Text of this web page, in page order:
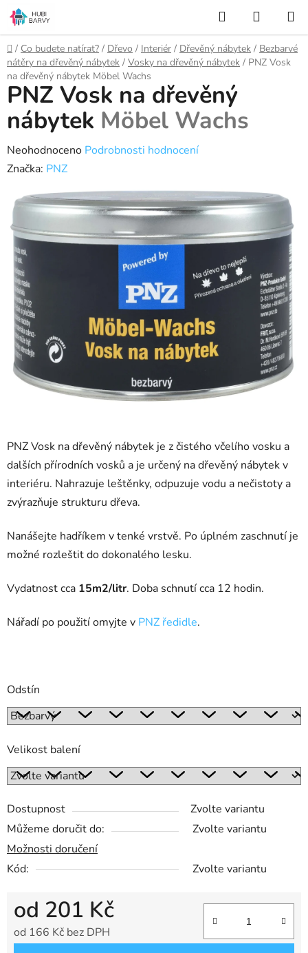
Přejít
na
obsah
Hledat
KOŠÍK
Domů
/ Co budete natírat? / Dřevo / Interiér / Dřevěný nábytek / Bezbarvé
nátěry na dřevěný nábytek / Vosky na dřevěný nábytek / PNZ Vosk
na dřevěný nábytek Möbel Wachs
PNZ Vosk na dřevěný nábytek je z čistého včelího vosku a
dalších přírodních vosků a je určený na dřevěný nábytek v
interiéru. Nahrazuje leštěnky, odpuzuje vodu a nečistoty a
zvýrazňuje strukturu dřeva.
Nanášejte hadříkem v tenké vrstvě. Po úplném zaschnutí je
možné rozleštit do dokonalého lesku.
Vydatnost cca 15m2/litr. Doba schnutí cca 12 hodin.
Nářadí po použití omyjte v PNZ ředidle.
Odstín
Velikost balení
Dostupnost
Zvolte variantu
Můžeme doručit do:
Zvolte variantu
Možnosti doručení
Kód:
Zvolte variantu
od 201 Kč
od 166 Kč bez DPH
PNZ Vosk na dřevěný
nábytek Möbel Wachs
Průměrné
hodnocení
je
0,0
hvězdiček.
Neohodnoceno Podrobnosti hodnocení
Značka: PNZ